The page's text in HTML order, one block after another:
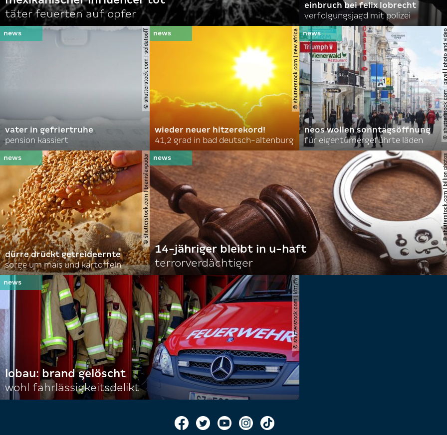
täter feuerten auf opfer
einbruch bei felix lobrecht
verfolgungsjagd mit polizei
© shutterstock.com | soldatooff
vater in gefriertruhe
pension kassiert
© shutterstock.com | new africa
wieder neuer hitzerekord!
41,2 grad in bad deutsch-altenburg
©
neos wollen sonntagsöffnung
für eigentümergeführte läden
© shutterstock.com | branislavpudar
dürre drückt getreideernte
sorge um mais und kartoffeln
©
14-jähriger bleibt in u-haft
terrorverdächtiger
© shutterstock.com | kittyfly
lobau: brand gelöscht
wohl fahrlässigkeitsdelikt